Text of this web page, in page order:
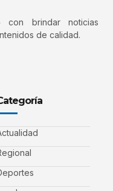
con brindar noticias
de calidad.